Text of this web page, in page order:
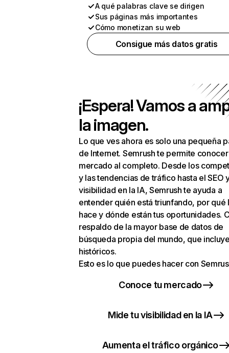
A qué palabras clave se dirigen
Sus páginas más importantes
Cómo monetizan su web
Consigue más datos gratis
¡Espera! Vamos a
la imagen.
Lo que ves ahora es solo una pequeña
de Internet. Semrush te permite
mercado al completo. Desde los
y las tendencias de tráfico hasta el SEO
visibilidad en la IA, Semrush te ayuda a
entender quién está triunfando, por qué
hace y dónde están tus oportunidades.
respaldo de la mayor base de datos de
búsqueda propia del mundo, que
históricos.
Esto es lo que puedes hacer con
Conoce tu mercado
Mide tu visibilidad en la IA
Aumenta el tráfico orgánico